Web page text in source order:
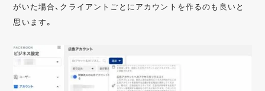
がいた場合、クライアントごとにアカウントを作るのも良いと
思います。